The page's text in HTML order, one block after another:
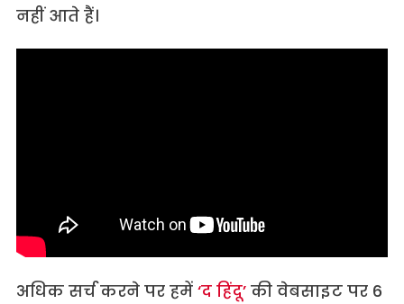
नहीं आते हैं।
अधिक सर्च करने पर हमें ‘द हिंदू’की वेबसाइट पर 6